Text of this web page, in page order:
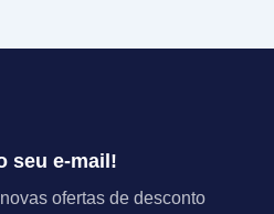
seu e-mail!
ofertas de desconto